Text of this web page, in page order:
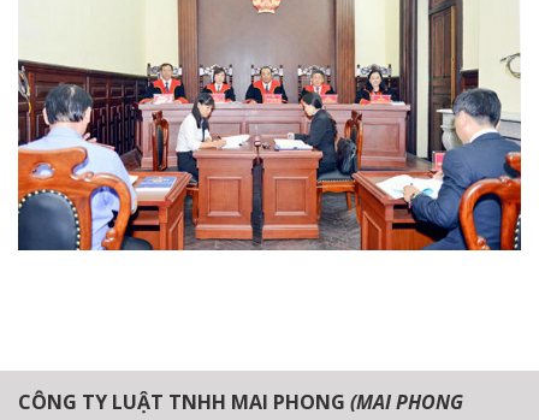
CÔNG TY LUẬT TNHH MAI PHONG (MAI PHONG